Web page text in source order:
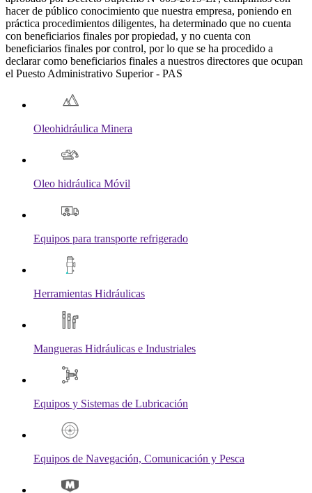
hacer de público conocimiento que nuestra empresa, poniendo en
práctica procedimientos diligentes, ha determinado que no cuenta
con beneficiarios finales por propiedad, y no cuenta con
beneficiarios finales por control, por lo que se ha procedido a
declarar como beneficiarios finales a nuestros directores que ocupan
el Puesto Administrativo Superior - PAS
Oleohidráulica Minera
Oleo hidráulica Móvil
Equipos para transporte refrigerado
Herramientas Hidráulicas
Mangueras Hidráulicas e Industriales
Equipos y Sistemas de Lubricación
Equipos de Navegación, Comunicación y Pesca